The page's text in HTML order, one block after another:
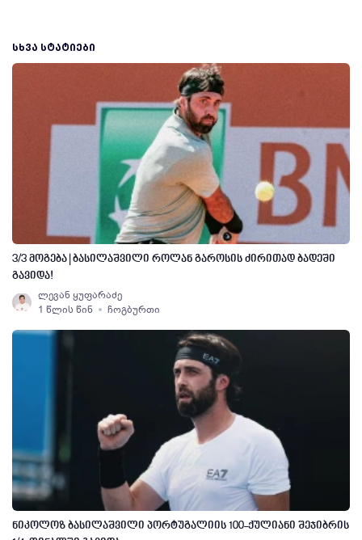
ᲡᲮᲕᲐ ᲡᲢᲐᲢᲘᲔᲑᲘ
3/3 მოგება | ბასილაშვილი როლან გაროსის ძირითად ბადეში
გავიდა!
ლევან ყუფარაძე
1 წლის წინ
ჩოგბურთი
ნიკოლოზ ბასილაშვილი პორტუგალიის 100-ქულიანი შეჯიბრის